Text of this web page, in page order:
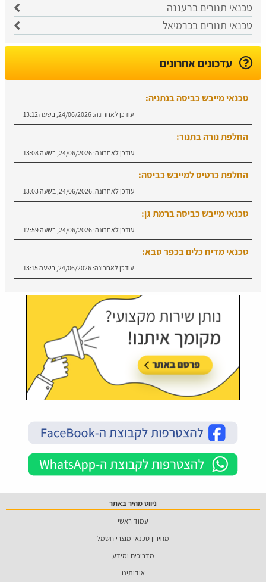
טכנאי תנורים ברעננה
טכנאי תנורים בכרמיאל
עדכונים אחרונים
טכנאי מייבש כביסה בנתניה:
עודכן לאחרונה: 24/06/2026, בשעה 13:12
החלפת נורה בתנור:
עודכן לאחרונה: 24/06/2026, בשעה 13:08
החלפת כרטיס למייבש כביסה:
עודכן לאחרונה: 24/06/2026, בשעה 13:03
טכנאי מייבש כביסה ברמת גן:
עודכן לאחרונה: 24/06/2026, בשעה 12:59
טכנאי מדיח כלים בכפר סבא:
עודכן לאחרונה: 24/06/2026, בשעה 13:15
ניווט מהיר באתר
עמוד ראשי
מחירון טכנאי מוצרי חשמל
מדריכים ומידע
אודותינו